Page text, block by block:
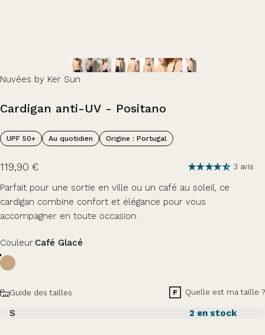
Nuvées by Ker Sun
Cardigan anti-UV - Positano
UPF 50+ Au quotidien Origine : Portugal
119,90 € 3 avis
Parfait pour une sortie en ville ou un café au soleil, ce
cardigan combine confort et élégance pour vous
accompagner en toute occasion.
Couleur
Couleur:Café Glacé
TailleGuide des tailles Quelle est ma taille ?
S 2 en stock